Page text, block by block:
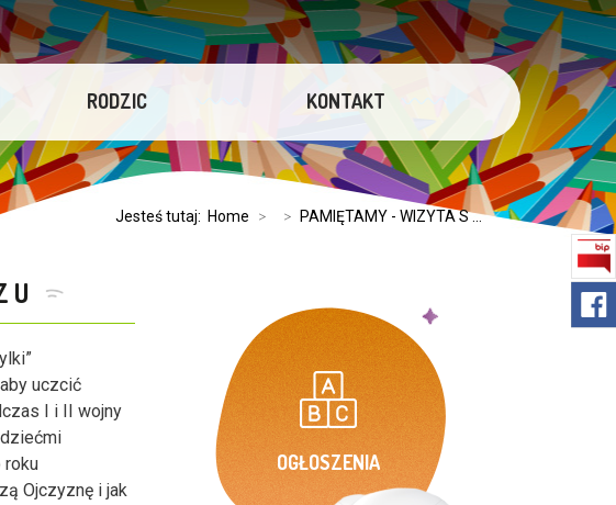
RODZIC KONTAKT
Jesteś tutaj: Home > > PAMIĘTAMY - WIZYTA S ...
uczcić
I i II wojny
roku
Ojczyznę i jak
OGŁOSZENIA